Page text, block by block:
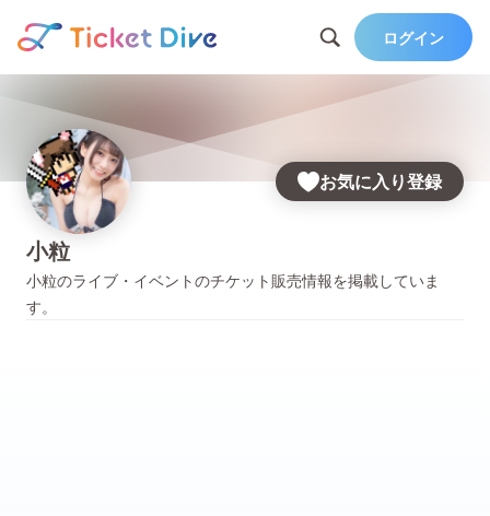
ログイン
お気に入り登録
小粒
小粒のライブ・イベントのチケット販売情報を掲載していま
す。